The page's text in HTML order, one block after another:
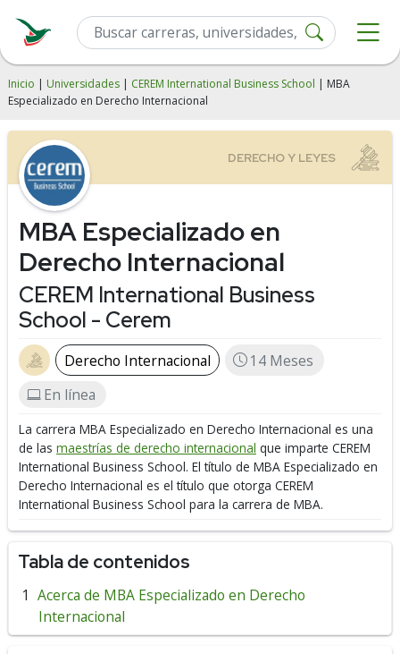
Inicio | Universidades | CEREM International Business School | MBA
Especializado en Derecho Internacional
MBA Especializado en
Derecho Internacional
CEREM International Business
School - Cerem
Derecho Internacional
14 Meses
En línea
La carrera MBA Especializado en Derecho Internacional es una
de las maestrías de derecho internacional que imparte CEREM
International Business School. El título de MBA Especializado en
Derecho Internacional es el título que otorga CEREM
International Business School para la carrera de MBA.
Tabla de contenidos
Acerca de MBA Especializado en Derecho
Internacional